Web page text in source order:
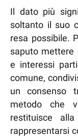
Il dato più
soltanto il suo
resa possibile.
saputo mettere
e interessi
comune,
un consenso
metodo che
restituisce
rappresentarsi